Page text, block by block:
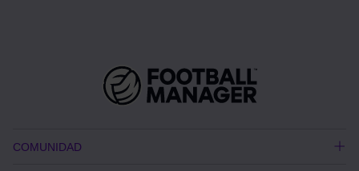
COMUNIDAD